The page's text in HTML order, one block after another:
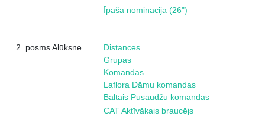
Īpašā nominācija (26")
2. posms Alūksne
Distances
Grupas
Komandas
Laflora Dāmu komandas
Baltais Pusaudžu komandas
CAT Aktīvākais braucējs